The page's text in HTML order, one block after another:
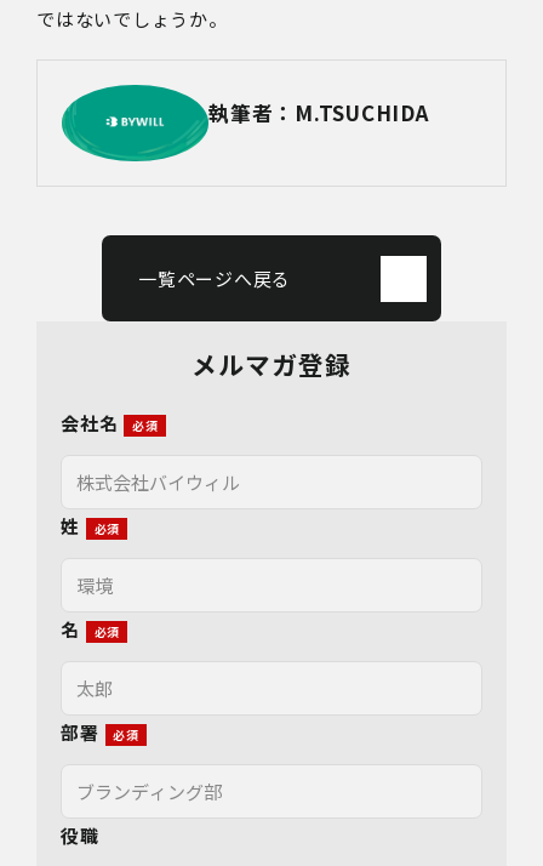
ではないでしょうか。
執筆者：M.TSUCHIDA
一覧ページへ戻る
メルマガ登録
会社名
姓
名
部署
役職